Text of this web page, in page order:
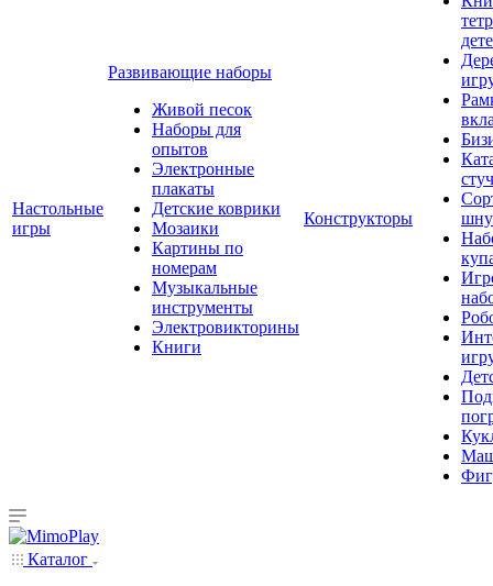
Настольные
игры
Развивающие наборы
Живой песок
Наборы для
опытов
Электронные
плакаты
Детские коврики
Мозаики
Картины по
номерам
Музыкальные
инструменты
Электровикторины
Книги
Конструкторы
Каталог